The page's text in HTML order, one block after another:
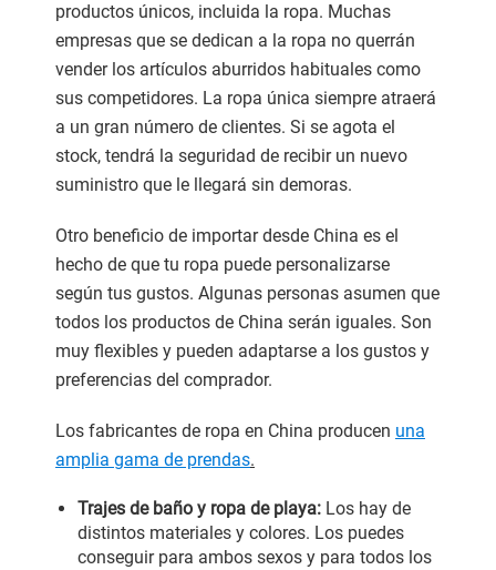
productos únicos, incluida la ropa. Muchas
empresas que se dedican a la ropa no querrán
vender los artículos aburridos habituales como
sus competidores. La ropa única siempre atraerá
a un gran número de clientes. Si se agota el
stock, tendrá la seguridad de recibir un nuevo
suministro que le llegará sin demoras.
Otro beneficio de importar desde China es el
hecho de que tu ropa puede personalizarse
según tus gustos. Algunas personas asumen que
todos los productos de China serán iguales. Son
muy flexibles y pueden adaptarse a los gustos y
preferencias del comprador.
Los fabricantes de ropa en China producen una
amplia gama de prendas.
Trajes de baño y ropa de playa: Los hay de
distintos materiales y colores. Los puedes
conseguir para ambos sexos y para todos los